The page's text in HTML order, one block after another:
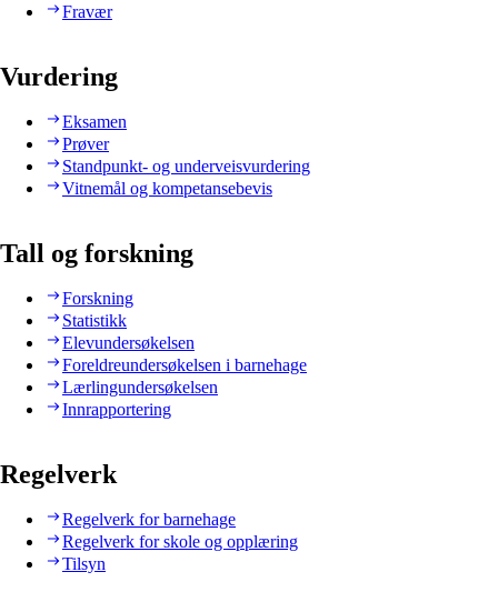
Fravær
Vurdering
Eksamen
Prøver
Standpunkt- og underveisvurdering
Vitnemål og kompetansebevis
Tall og forskning
Forskning
Statistikk
Elevundersøkelsen
Foreldreundersøkelsen i barnehage
Lærlingundersøkelsen
Innrapportering
Regelverk
Regelverk for barnehage
Regelverk for skole og opplæring
Tilsyn